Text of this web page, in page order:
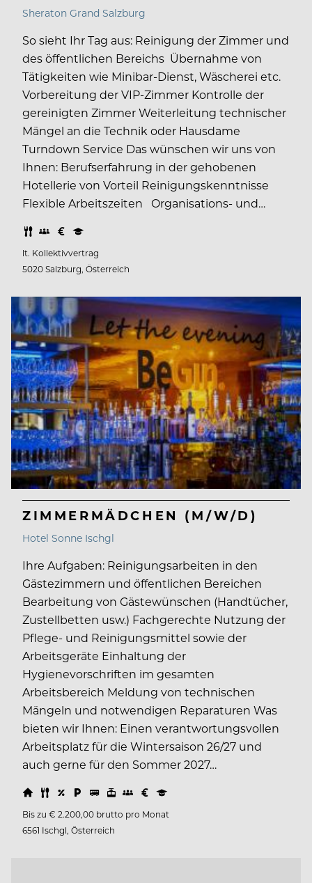
Sheraton Grand Salzburg
So sieht Ihr Tag aus: Reinigung der Zimmer und
des öffentlichen Bereichs Übernahme von
Tätigkeiten wie Minibar-Dienst, Wäscherei etc.
Vorbereitung der VIP-Zimmer Kontrolle der
gereinigten Zimmer Weiterleitung technischer
Mängel an die Technik oder Hausdame
Turndown Service Das wünschen wir uns von
Ihnen: Berufserfahrung in der gehobenen
Hotellerie von Vorteil Reinigungskenntnisse
Flexible Arbeitszeiten Organisations- und…
lt. Kollektivvertrag
5020 Salzburg, Österreich
ZIMMERMÄDCHEN (M/W/D)
Hotel Sonne Ischgl
Ihre Aufgaben: Reinigungsarbeiten in den
Gästezimmern und öffentlichen Bereichen
Bearbeitung von Gästewünschen (Handtücher,
Zustellbetten usw.) Fachgerechte Nutzung der
Pflege- und Reinigungsmittel sowie der
Arbeitsgeräte Einhaltung der
Hygienevorschriften im gesamten
Arbeitsbereich Meldung von technischen
Mängeln und notwendigen Reparaturen Was
bieten wir Ihnen: Einen verantwortungsvollen
Arbeitsplatz für die Wintersaison 26/27 und
auch gerne für den Sommer 2027…
Bis zu € 2.200,00 brutto pro Monat
6561 Ischgl, Österreich